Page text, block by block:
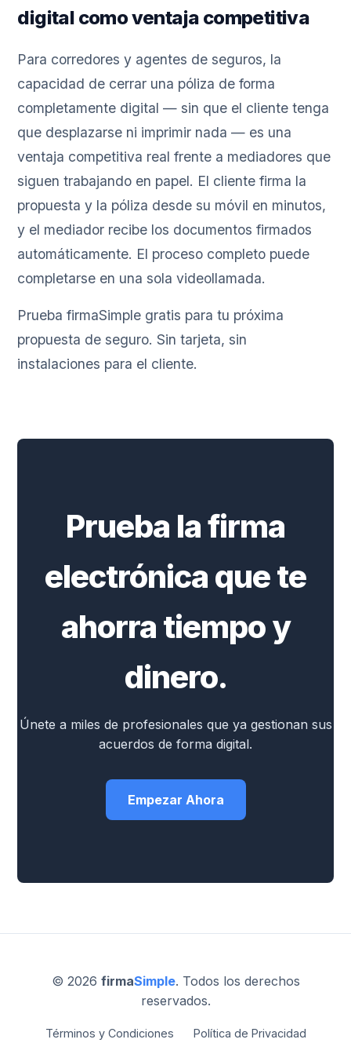
digital como ventaja competitiva
Para corredores y agentes de seguros, la
capacidad de cerrar una póliza de forma
completamente digital — sin que el cliente tenga
que desplazarse ni imprimir nada — es una
ventaja competitiva real frente a mediadores que
siguen trabajando en papel. El cliente firma la
propuesta y la póliza desde su móvil en minutos,
y el mediador recibe los documentos firmados
automáticamente. El proceso completo puede
completarse en una sola videollamada.
Prueba firmaSimple gratis para tu próxima
propuesta de seguro. Sin tarjeta, sin
instalaciones para el cliente.
Prueba la firma
electrónica que te
ahorra tiempo y
dinero.
Únete a miles de profesionales que ya gestionan sus
acuerdos de forma digital.
Empezar Ahora
© 2026 firmaSimple. Todos los derechos
reservados.
Términos y Condiciones Política de Privacidad